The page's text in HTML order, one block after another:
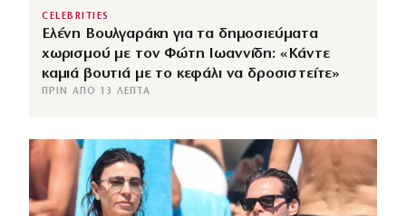
CELEBRITIES
Ελένη Βουλγαράκη για τα δημοσιεύματα
χωρισμού με τον Φώτη Ιωαννίδη: «Κάντε
καμιά βουτιά με το κεφάλι να δροσιστείτε»
ΠΡΙΝ ΑΠΌ 13 ΛΕΠΤΆ